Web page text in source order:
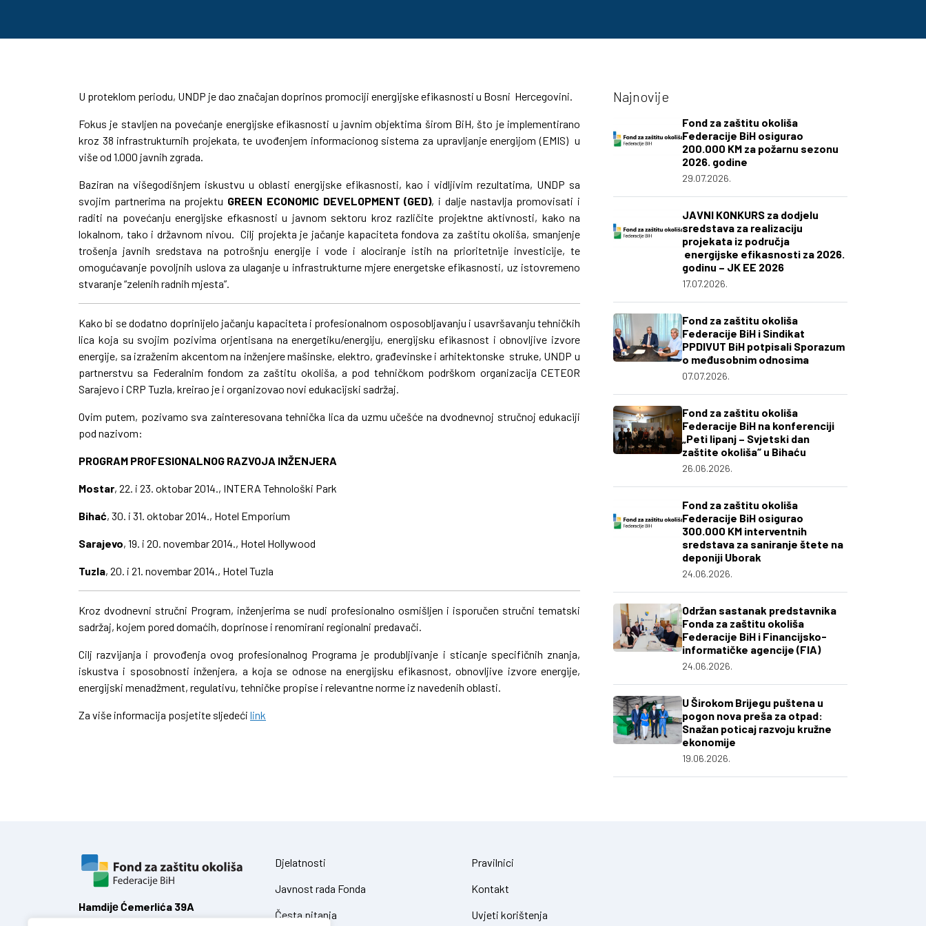
U proteklom periodu, UNDP je dao značajan doprinos promociji energijske efikasnosti u Bosni Hercegovini.
Fokus je stavljen na povećanje energijske efikasnosti u javnim objektima širom BiH, što je implementirano
kroz 38 infrastrukturnih projekata, te uvođenjem informacionog sistema za upravljanje energijom (EMIS) u
više od 1.000 javnih zgrada.
Baziran na višegodišnjem iskustvu u oblasti energijske efikasnosti, kao i vidljivim rezultatima, UNDP sa
svojim partnerima na projektu GREEN ECONOMIC DEVELOPMENT (GED), i dalje nastavlja promovisati i
raditi na povećanju energijske efkasnosti u javnom sektoru kroz različite projektne aktivnosti, kako na
lokalnom, tako i državnom nivou. Cilj projekta je jačanje kapaciteta fondova za zaštitu okoliša, smanjenje
trošenja javnih sredstava na potrošnju energije i vode i alociranje istih na prioritetnije investicije, te
omogućavanje povoljnih uslova za ulaganje u infrastrukturne mjere energetske efikasnosti, uz istovremeno
stvaranje “zelenih radnih mjesta”.
Kako bi se dodatno doprinijelo jačanju kapaciteta i profesionalnom osposobljavanju i usavršavanju tehničkih
lica koja su svojim pozivima orjentisana na energetiku/energiju, energijsku efikasnost i obnovljive izvore
energije, sa izraženim akcentom na inženjere mašinske, elektro, građevinske i arhitektonske struke, UNDP u
partnerstvu sa Federalnim fondom za zaštitu okoliša, a pod tehničkom podrškom organizacija CETEOR
Sarajevo i CRP Tuzla, kreirao je i organizovao novi edukacijski sadržaj.
Ovim putem, pozivamo sva zainteresovana tehnička lica da uzmu učešće na dvodnevnoj stručnoj edukaciji
pod nazivom:
PROGRAM PROFESIONALNOG RAZVOJA INŽENJERA
Mostar, 22. i 23. oktobar 2014., INTERA Tehnološki Park
Bihać, 30. i 31. oktobar 2014., Hotel Emporium
Sarajevo, 19. i 20. novembar 2014., Hotel Hollywood
Tuzla, 20. i 21. novembar 2014., Hotel Tuzla
Kroz dvodnevni stručni Program, inženjerima se nudi profesionalno osmišljen i isporučen stručni tematski
sadržaj, kojem pored domaćih, doprinose i renomirani regionalni predavači.
Cilj razvijanja i provođenja ovog profesionalnog Programa je produbljivanje i sticanje specifičnih znanja,
iskustva i sposobnosti inženjera, a koja se odnose na energijsku efikasnost, obnovljive izvore energije,
energijski menadžment, regulativu, tehničke propise i relevantne norme iz navedenih oblasti.
Za više informacija posjetite sljedeći link
Najnovije
Fond za zaštitu okoliša
Federacije BiH osigurao
200.000 KM za požarnu sezonu
2026. godine
29.07.2026.
JAVNI KONKURS za dodjelu
sredstava za realizaciju
projekata iz područja
energijske efikasnosti za 2026.
godinu – JK EE 2026
17.07.2026.
Fond za zaštitu okoliša
Federacije BiH i Sindikat
PPDIVUT BiH potpisali Sporazum
o međusobnim odnosima
07.07.2026.
Fond za zaštitu okoliša
Federacije BiH na konferenciji
„Peti lipanj – Svjetski dan
zaštite okoliša“ u Bihaću
26.06.2026.
Fond za zaštitu okoliša
Federacije BiH osigurao
300.000 KM interventnih
sredstava za saniranje štete na
deponiji Uborak
24.06.2026.
Održan sastanak predstavnika
Fonda za zaštitu okoliša
Federacije BiH i Financijsko-
informatičke agencije (FIA)
24.06.2026.
U Širokom Brijegu puštena u
pogon nova preša za otpad:
Snažan poticaj razvoju kružne
ekonomije
19.06.2026.
Hamdiје Ćemerlića 39A
Djelatnosti
Javnost rada Fonda
Česta pitanja
Pravilnici
Kontakt
Uvjeti korištenja